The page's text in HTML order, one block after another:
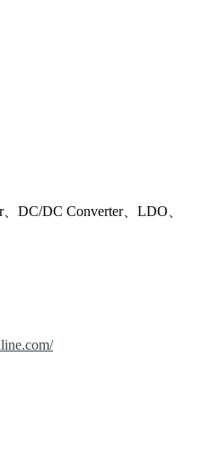
DC/DC Converter、LDO、